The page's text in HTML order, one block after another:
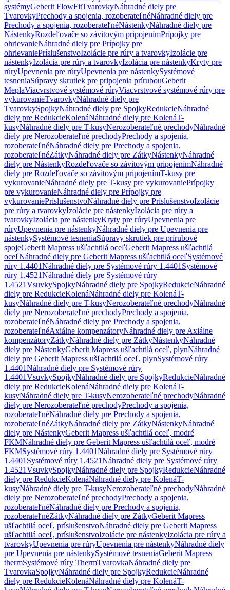
systémyGeberit FlowFitTvarovkyNáhradné diely pre
TvarovkyPrechody a spojenia, rozoberateľnéNáhradné diely pre
Prechody a spojenia, rozoberateľnéNástenkyNáhradné diely pre
NástenkyRozdeľovače so závitovým pripojenímPrípojky pre
ohrievanieNáhradné diely pre Prípojky pre
ohrievaniePríslušenstvoIzolácie pre rúry a tvarovkyIzolácie pre
nástenkyIzolácia pre rúry a tvarovkyIzolácia pre nástenkyKryty pre
rúryUpevnenia pre rúryUpevnenia pre nástenkySystémové
tesneniaSúpravy skrutiek pre pripojenia prírubouGeberit
MeplaViacvrstvové systémové rúryViacvrstvové systémové rúry pre
vykurovanieTvarovkyNáhradné diely pre
TvarovkySpojkyNáhradné diely pre SpojkyRedukcieNáhradné
diely pre RedukcieKolenáNáhradné diely pre KolenáT-
kusyNáhradné diely pre T-kusyNerozoberateľné prechodyNáhradné
diely pre Nerozoberateľné prechodyPrechody a spojenia,
rozoberateľnéNáhradné diely pre Prechody a spojenia,
rozoberateľnéZátkyNáhradné diely pre ZátkyNástenkyNáhradné
diely pre NástenkyRozdeľovače so závitovým pripojenímNáhradné
diely pre Rozdeľovače so závitovým pripojenímT-kusy pre
vykurovanieNáhradné diely pre T-kusy pre vykurovaniePrípojky
pre vykurovanieNáhradné diely pre Prípojky pre
vykurovaniePríslušenstvoNáhradné diely pre PríslušenstvoIzolácie
pre rúry a tvarovkyIzolácie pre nástenkyIzolácia pre rúry a
tvarovkyIzolácia pre nástenkyKryty pre rúryUpevnenia pre
rúryUpevnenia pre nástenkyNáhradné diely pre Upevnenia pre
nástenkySystémové tesneniaSúpravy skrutiek pre prírubové
spojeGeberit Mapress ušľachtilá oceľGeberit Mapress ušľachtilá
oceľNáhradné diely pre Geberit Mapress ušľachtilá oceľSystémové
rúry 1.4401Náhradné diely pre Systémové rúry 1.4401 Systémové
rúry 1.4521Náhradné diely pre Systémové rúry
1.4521VsuvkySpojkyNáhradné diely pre SpojkyRedukcieNáhradné
diely pre RedukcieKolenáNáhradné diely pre KolenáT-
kusyNáhradné diely pre T-kusyNerozoberateľné prechodyNáhradné
diely pre Nerozoberateľné prechodyPrechody a spojenia,
rozoberateľnéNáhradné diely pre Prechody a spojenia,
rozoberateľnéAxiálne kompenzátoryNáhradné diely pre Axiálne
kompenzátoryZátkyNáhradné diely pre ZátkyNástenkyNáhradné
diely pre NástenkyGeberit Mapress ušľachtilá oceľ, plynNáhradné
diely pre Geberit Mapress ušľachtilá oceľ, plynSystémové rúry
1.4401Náhradné diely pre Systémové rúry
1.4401VsuvkySpojkyNáhradné diely pre SpojkyRedukcieNáhradné
diely pre RedukcieKolenáNáhradné diely pre KolenáT-
kusyNáhradné diely pre T-kusyNerozoberateľné prechodyNáhradné
diely pre Nerozoberateľné prechodyPrechody a spojenia,
rozoberateľnéNáhradné diely pre Prechody a spojenia,
rozoberateľnéZátkyNáhradné diely pre ZátkyNástenkyNáhradné
diely pre NástenkyGeberit Mapress ušľachtilá oceľ, modré
FKMNáhradné diely pre Geberit Mapress ušľachtilá oceľ, modré
FKMSystémové rúry 1.4401Náhradné diely pre Systémové rúry
1.4401 Systémové rúry 1.4521Náhradné diely pre Systémové rúry
1.4521VsuvkySpojkyNáhradné diely pre SpojkyRedukcieNáhradné
diely pre RedukcieKolenáNáhradné diely pre KolenáT-
kusyNáhradné diely pre T-kusyNerozoberateľné prechodyNáhradné
diely pre Nerozoberateľné prechodyPrechody a spojenia,
rozoberateľnéNáhradné diely pre Prechody a spojenia,
rozoberateľnéZátkyNáhradné diely pre ZátkyGeberit Mapress
ušľachtilá oceľ, príslušenstvoNáhradné diely pre Geberit Mapress
ušľachtilá oceľ, príslušenstvoIzolácie pre nástenkyIzolácia pre rúry a
tvarovkyUpevnenia pre rúryUpevnenia pre nástenkyNáhradné diely
pre Upevnenia pre nástenkySystémové tesneniaGeberit Mapress
thermSystémové rúry ThermTvarovkaNáhradné diely pre
TvarovkaSpojkyNáhradné diely pre SpojkyRedukcieNáhradné
diely pre RedukcieKolenáNáhradné diely pre KolenáT-